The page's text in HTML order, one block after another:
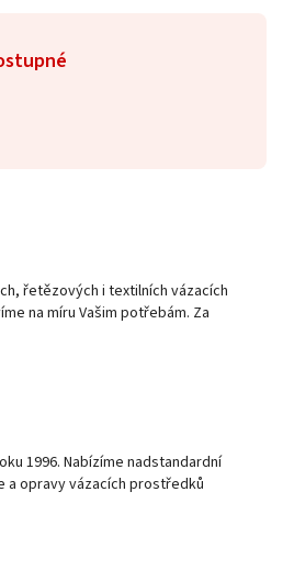
řetězových i textilních vázacích
na míru Vašim potřebám. Za
1996. Nabízíme nadstandardní
a opravy vázacích prostředků